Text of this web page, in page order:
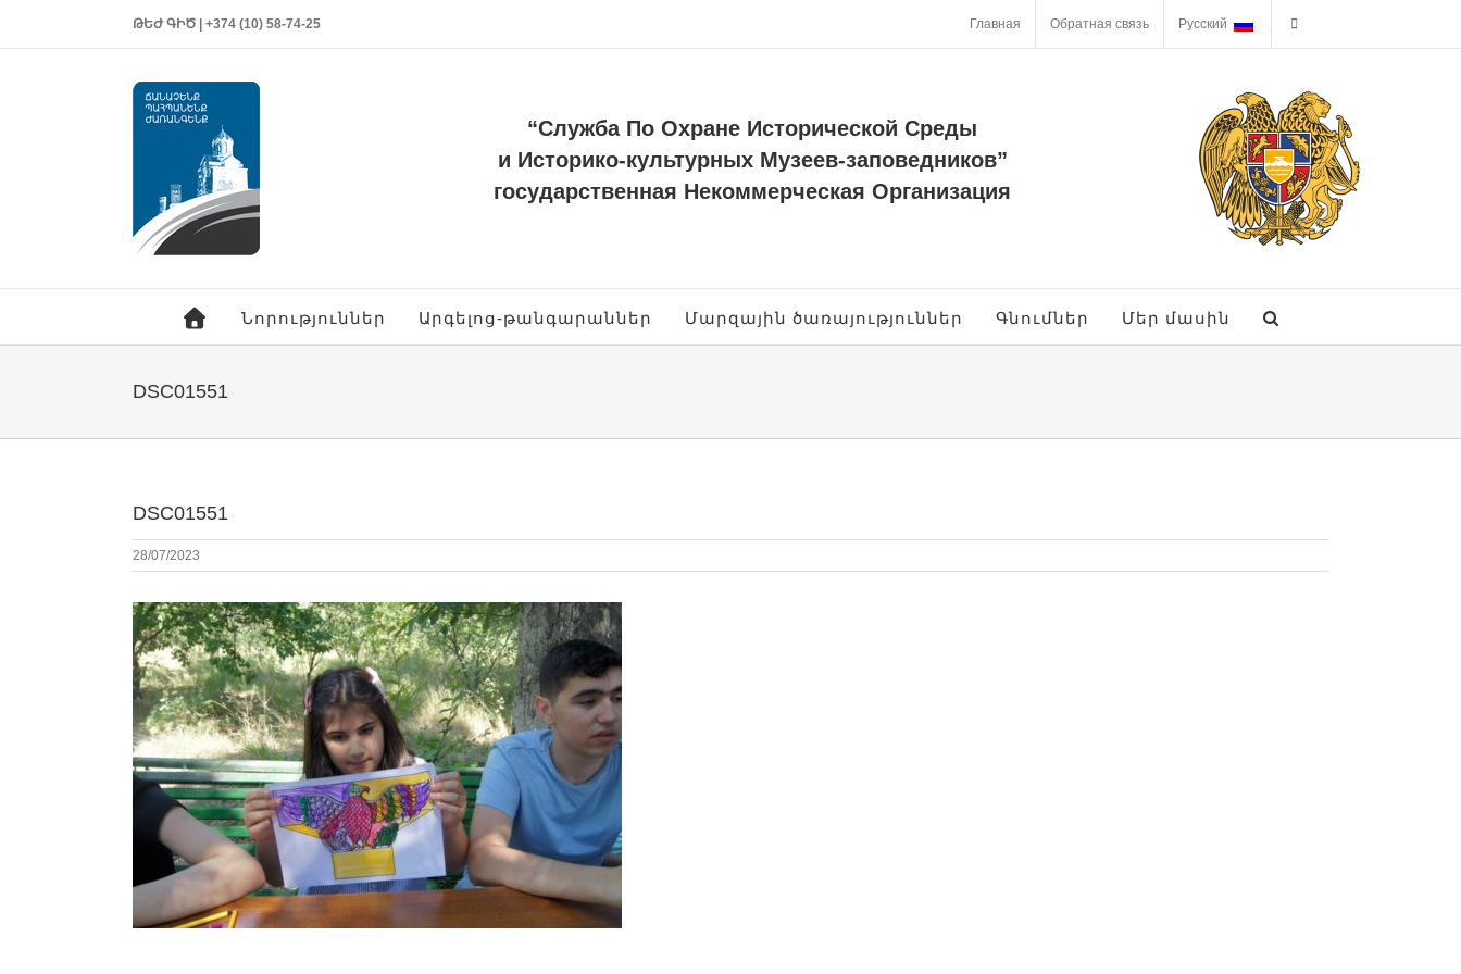
ԹԵԺ ԳԻԾ | +374 (10) 58-74-25 Главная Обратная связь Русский
“Служба По Охране Исторической Среды
и Историко-культурных Музеев-заповедников”
государственная Некоммерческая Организация
Նորություններ Արգելոց-թանգարաններ Մարզային ծառայություններ Գնումներ Մեր մասին
DSC01551
DSC01551
28/07/2023